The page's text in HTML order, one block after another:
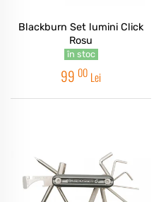
Blackburn Set lumini Click
Rosu
în stoc
99 00 Lei